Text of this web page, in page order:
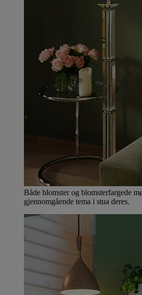
Både blomster og blomsterfargede
gjennomgående tema i stua deres.